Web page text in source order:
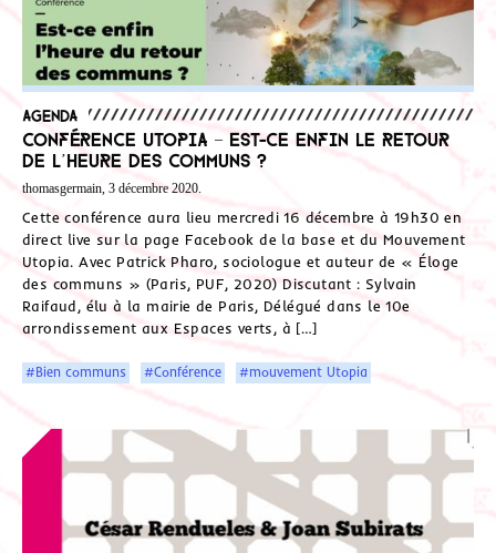
Agenda
Conférence Utopia – Est-ce enfin le retour
de l’heure des communs ?
thomasgermain, 3 décembre 2020.
Cette conférence aura lieu mercredi 16 décembre à 19h30 en
direct live sur la page Facebook de la base et du Mouvement
Utopia. Avec Patrick Pharo, sociologue et auteur de « Éloge
des communs » (Paris, PUF, 2020) Discutant : Sylvain
Raifaud, élu à la mairie de Paris, Délégué dans le 10e
arrondissement aux Espaces verts, à […]
#Bien communs #Conférence #mouvement Utopia